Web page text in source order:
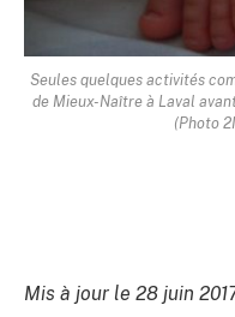
Seules quelques activités
de Mieux-Naître à Laval
(Photo
Mis à jour le 28 juin